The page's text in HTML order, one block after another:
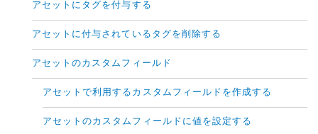
アセットにタグを付与する
アセットに付与されているタグを削除する
アセットのカスタムフィールド
アセットで利用するカスタムフィールドを作成する
アセットのカスタムフィールドに値を設定する